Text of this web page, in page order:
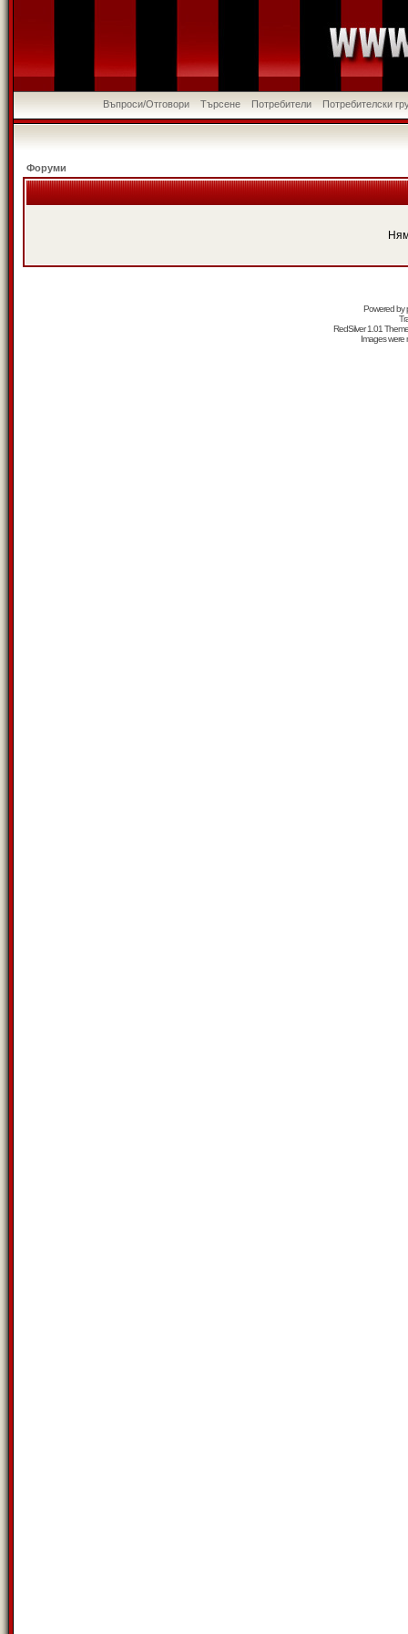
Въпроси/Отговори Търсене Потребители Потребителски
Форуми
Powered by
RedSilver 1.01
Images were